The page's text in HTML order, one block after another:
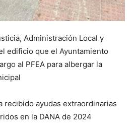
Administración Local y
edificio que el Ayuntamiento
al PFEA para albergar la
recibido ayudas extraordinarias
en la DANA de 2024